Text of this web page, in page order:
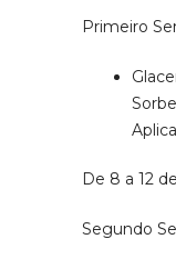
Primeiro
De 8 a 12
Segundo